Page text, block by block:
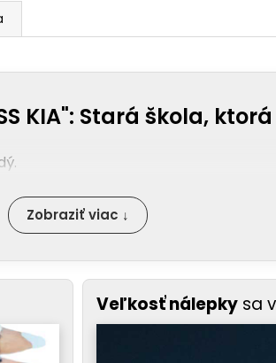
KIA": Stará škola,
Zobraziť viac ↓
Veľkosť nálepky sa